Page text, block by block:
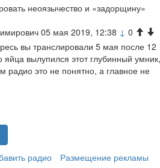
неоязычество и «задорщину»
05 мая 2019, 12:38 ↓ 0
вы транслировали 5 мая после 12
яйца вылупился этот глубинный умник,
радио это не понятно, а главное не
радио
Размещение рекламы